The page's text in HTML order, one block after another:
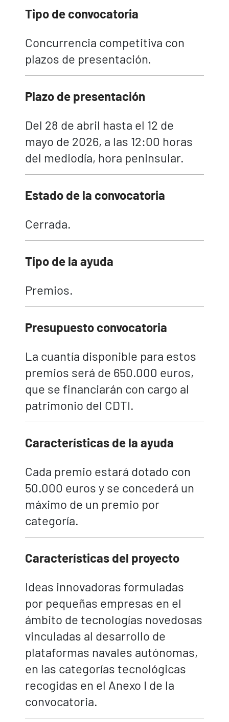
Tipo de convocatoria
Concurrencia competitiva con
plazos de presentación.
Plazo de presentación
Del 28 de abril hasta el 12 de
mayo de 2026, a las 12:00 horas
del mediodía, hora peninsular.
Estado de la convocatoria
Cerrada.
Tipo de la ayuda
Premios.
Presupuesto convocatoria
La cuantía disponible para estos
premios será de 650.000 euros,
que se financiarán con cargo al
patrimonio del CDTI.
Características de la ayuda
Cada premio estará dotado con
50.000 euros y se concederá un
máximo de un premio por
categoría.
Características del proyecto
Ideas innovadoras formuladas
por pequeñas empresas en el
ámbito de tecnologías novedosas
vinculadas al desarrollo de
plataformas navales autónomas,
en las categorías tecnológicas
recogidas en el Anexo I de la
convocatoria.